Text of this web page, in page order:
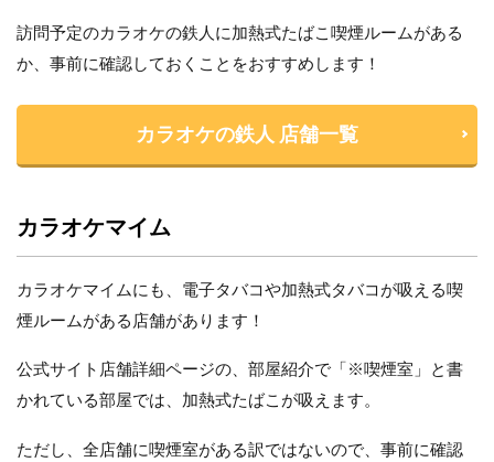
訪問予定のカラオケの鉄人に加熱式たばこ喫煙ルームがある
か、事前に確認しておくことをおすすめします！
カラオケの鉄人 店舗一覧
カラオケマイム
カラオケマイムにも、電子タバコや加熱式タバコが吸える喫
煙ルームがある店舗があります！
公式サイト店舗詳細ページの、部屋紹介で「※喫煙室」と書
かれている部屋では、加熱式たばこが吸えます。
ただし、全店舗に喫煙室がある訳ではないので、事前に確認